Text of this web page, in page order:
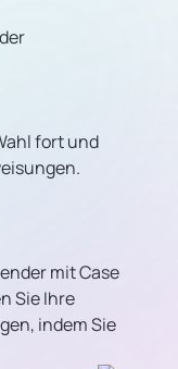
fort und
mit Case
Sie Ihre
indem Sie